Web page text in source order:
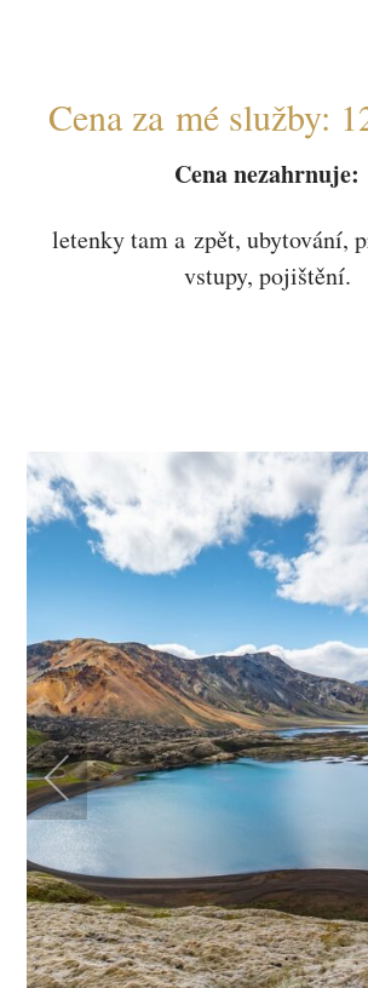
Cena za mé služby:
Cena nezahrnuje:
letenky tam a zpět, ubytování,
vstupy, pojištění.